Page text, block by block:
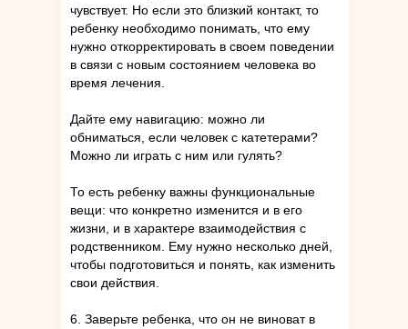
чувствует. Но если это близкий контакт, то
ребенку необходимо понимать, что ему
нужно откорректировать в своем поведении
в связи с новым состоянием человека во
время лечения.
Дайте ему навигацию: можно ли
обниматься, если человек с катетерами?
Можно ли играть с ним или гулять?
То есть ребенку важны функциональные
вещи: что конкретно изменится и в его
жизни, и в характере взаимодействия с
родственником. Ему нужно несколько дней,
чтобы подготовиться и понять, как изменить
свои действия.
6. Заверьте ребенка, что он не виноват в